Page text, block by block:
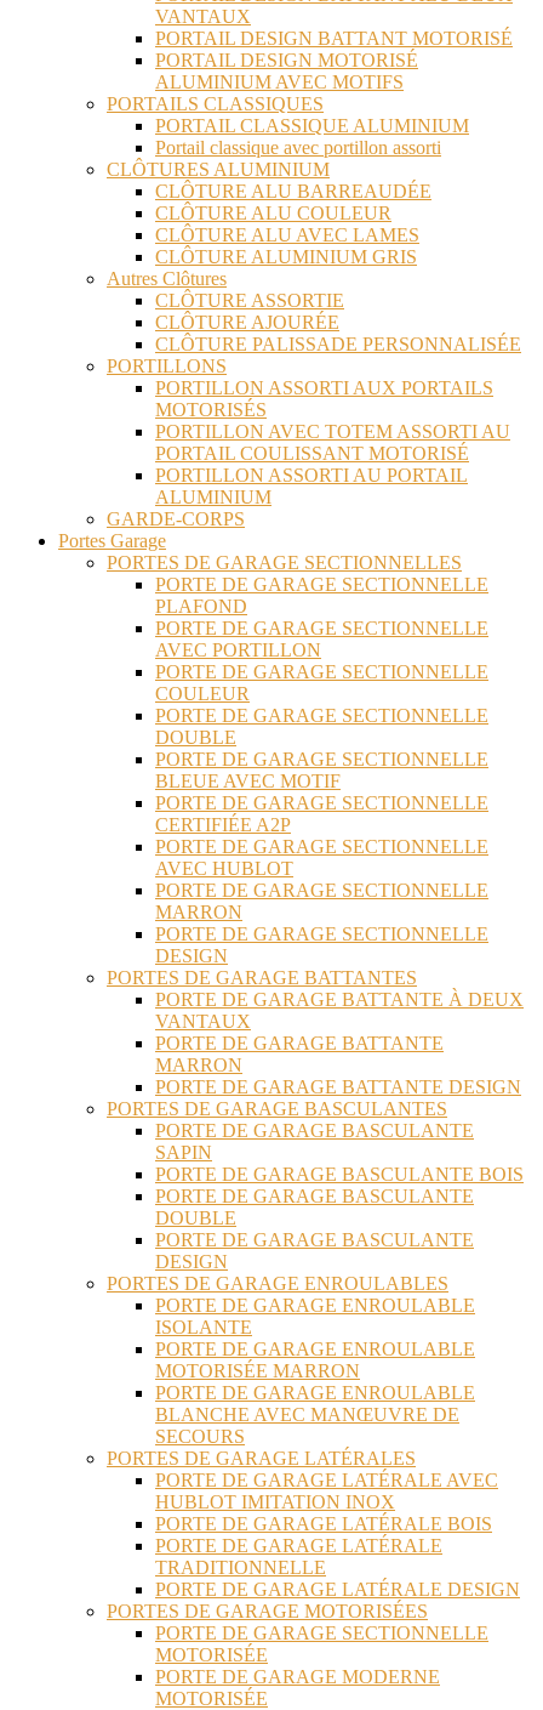
VANTAUX
PORTAIL DESIGN BATTANT MOTORISÉ
PORTAIL DESIGN MOTORISÉ
ALUMINIUM AVEC MOTIFS
PORTAILS CLASSIQUES
PORTAIL CLASSIQUE ALUMINIUM
Portail classique avec portillon assorti
CLÔTURES ALUMINIUM
CLÔTURE ALU BARREAUDÉE
CLÔTURE ALU COULEUR
CLÔTURE ALU AVEC LAMES
CLÔTURE ALUMINIUM GRIS
Autres Clôtures
CLÔTURE ASSORTIE
CLÔTURE AJOURÉE
CLÔTURE PALISSADE PERSONNALISÉE
PORTILLONS
PORTILLON ASSORTI AUX PORTAILS
MOTORISÉS
PORTILLON AVEC TOTEM ASSORTI AU
PORTAIL COULISSANT MOTORISÉ
PORTILLON ASSORTI AU PORTAIL
ALUMINIUM
GARDE-CORPS
Portes Garage
PORTES DE GARAGE SECTIONNELLES
PORTE DE GARAGE SECTIONNELLE
PLAFOND
PORTE DE GARAGE SECTIONNELLE
AVEC PORTILLON
PORTE DE GARAGE SECTIONNELLE
COULEUR
PORTE DE GARAGE SECTIONNELLE
DOUBLE
PORTE DE GARAGE SECTIONNELLE
BLEUE AVEC MOTIF
PORTE DE GARAGE SECTIONNELLE
CERTIFIÉE A2P
PORTE DE GARAGE SECTIONNELLE
AVEC HUBLOT
PORTE DE GARAGE SECTIONNELLE
MARRON
PORTE DE GARAGE SECTIONNELLE
DESIGN
PORTES DE GARAGE BATTANTES
PORTE DE GARAGE BATTANTE À DEUX
VANTAUX
PORTE DE GARAGE BATTANTE
MARRON
PORTE DE GARAGE BATTANTE DESIGN
PORTES DE GARAGE BASCULANTES
PORTE DE GARAGE BASCULANTE
SAPIN
PORTE DE GARAGE BASCULANTE BOIS
PORTE DE GARAGE BASCULANTE
DOUBLE
PORTE DE GARAGE BASCULANTE
DESIGN
PORTES DE GARAGE ENROULABLES
PORTE DE GARAGE ENROULABLE
ISOLANTE
PORTE DE GARAGE ENROULABLE
MOTORISÉE MARRON
PORTE DE GARAGE ENROULABLE
BLANCHE AVEC MANŒUVRE DE
SECOURS
PORTES DE GARAGE LATÉRALES
PORTE DE GARAGE LATÉRALE AVEC
HUBLOT IMITATION INOX
PORTE DE GARAGE LATÉRALE BOIS
PORTE DE GARAGE LATÉRALE
TRADITIONNELLE
PORTE DE GARAGE LATÉRALE DESIGN
PORTES DE GARAGE MOTORISÉES
PORTE DE GARAGE SECTIONNELLE
MOTORISÉE
PORTE DE GARAGE MODERNE
MOTORISÉE